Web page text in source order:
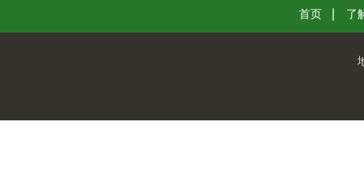
首页 了